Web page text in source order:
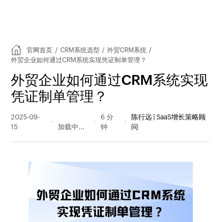
官网首页 / CRM系统选型 / 外贸CRM系统 /
外贸企业如何通过CRM系统实现凭证制单管理？
外贸企业如何通过CRM系统实现
凭证制单管理？
2025-09-
15
量
6 分
钟
陈行远 | SaaS增长策略顾
问